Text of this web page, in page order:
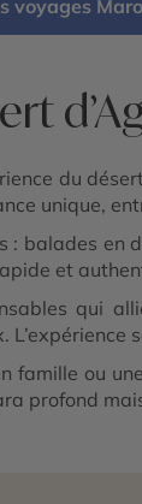
voyages
du
unique,
balades en
et
qui
ou
profond